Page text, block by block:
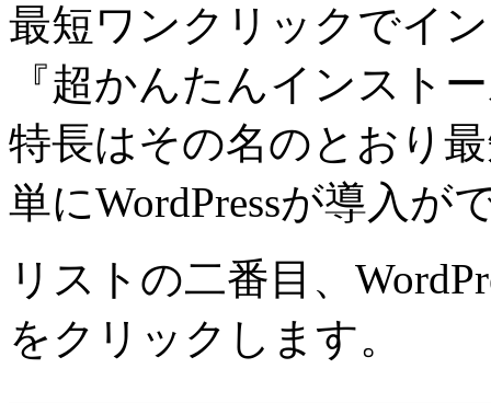
最短ワンクリックでイ
『超かんたんインスト
特長はその名のとおり
単にWordPressが導入が
リストの二番目、
をクリックします。